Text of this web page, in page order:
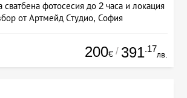
фотосесия до 2 часа и локация
от Артмейд Студио, София
200€ / 391.17
лв.